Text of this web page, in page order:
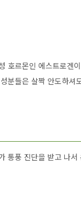
호르몬인 에스트로겐
분들은 살짝 안도하셔
통풍 진단을 받고 나